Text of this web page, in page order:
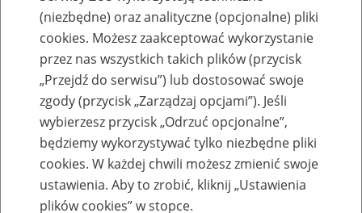
Szkolenia
Zaproś ZUS do siebie: Aktywni 50+
(niezbędne) oraz analityczne (opcjonalne) pliki
cookies. Możesz zaakceptować wykorzystanie
przez nas wszystkich takich plików (przycisk
„Przejdź do serwisu”) lub dostosować swoje
zgody (przycisk „Zarządzaj opcjami”). Jeśli
wybierzesz przycisk „Odrzuć opcjonalne”,
będziemy wykorzystywać tylko niezbędne pliki
cookies. W każdej chwili możesz zmienić swoje
ustawienia. Aby to zrobić, kliknij „Ustawienia
plików cookies” w stopce.